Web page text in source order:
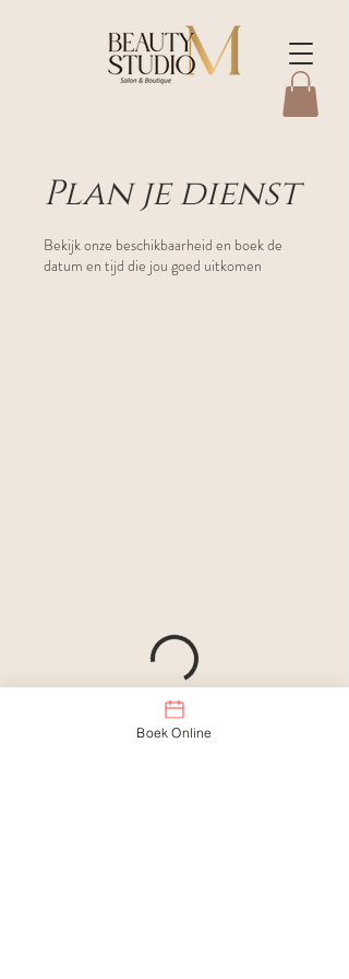
Plan je dienst
Bekijk onze beschikbaarheid en boek de
datum en tijd die jou goed uitkomen
Boek Online